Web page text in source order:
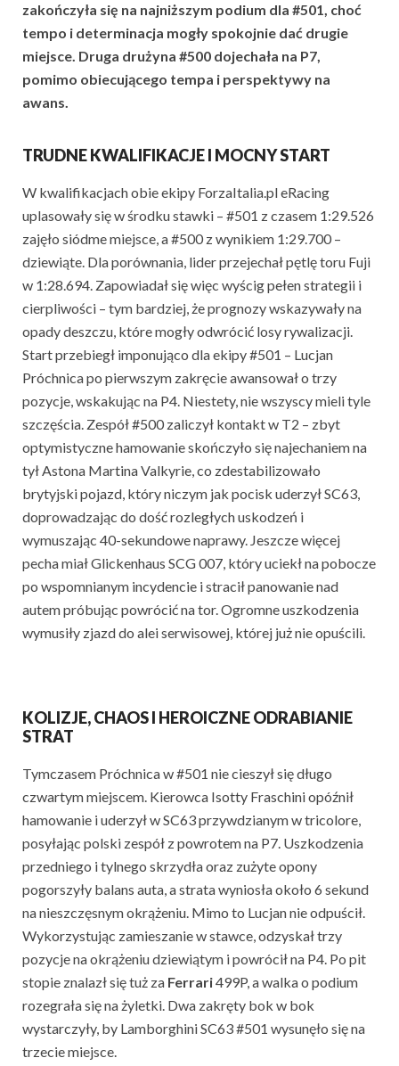
zakończyła się na najniższym podium dla #501, choć
tempo i determinacja mogły spokojnie dać drugie
miejsce. Druga drużyna #500 dojechała na P7,
pomimo obiecującego tempa i perspektywy na
awans.
TRUDNE KWALIFIKACJE I MOCNY START
W kwalifikacjach obie ekipy ForzaItalia.pl eRacing
uplasowały się w środku stawki – #501 z czasem 1:29.526
zajęło siódme miejsce, a #500 z wynikiem 1:29.700 –
dziewiąte. Dla porównania, lider przejechał pętlę toru Fuji
w 1:28.694. Zapowiadał się więc wyścig pełen strategii i
cierpliwości – tym bardziej, że prognozy wskazywały na
opady deszczu, które mogły odwrócić losy rywalizacji.
Start przebiegł imponująco dla ekipy #501 – Lucjan
Próchnica po pierwszym zakręcie awansował o trzy
pozycje, wskakując na P4. Niestety, nie wszyscy mieli tyle
szczęścia. Zespół #500 zaliczył kontakt w T2 – zbyt
optymistyczne hamowanie skończyło się najechaniem na
tył Astona Martina Valkyrie, co zdestabilizowało
brytyjski pojazd, który niczym jak pocisk uderzył SC63,
doprowadzając do dość rozległych uskodzeń i
wymuszając 40-sekundowe naprawy. Jeszcze więcej
pecha miał Glickenhaus SCG 007, który uciekł na pobocze
po wspomnianym incydencie i stracił panowanie nad
autem próbując powrócić na tor. Ogromne uszkodzenia
wymusiły zjazd do alei serwisowej, której już nie opuścili.
KOLIZJE, CHAOS I HEROICZNE ODRABIANIE
STRAT
Tymczasem Próchnica w #501 nie cieszył się długo
czwartym miejscem. Kierowca Isotty Fraschini opóźnił
hamowanie i uderzył w SC63 przywdzianym w tricolore,
posyłając polski zespół z powrotem na P7. Uszkodzenia
przedniego i tylnego skrzydła oraz zużyte opony
pogorszyły balans auta, a strata wyniosła około 6 sekund
na nieszczęsnym okrążeniu. Mimo to Lucjan nie odpuścił.
Wykorzystując zamieszanie w stawce, odzyskał trzy
pozycje na okrążeniu dziewiątym i powrócił na P4. Po pit
stopie znalazł się tuż za Ferrari499P, a walka o podium
rozegrała się na żyletki. Dwa zakręty bok w bok
wystarczyły, by Lamborghini SC63 #501 wysunęło się na
trzecie miejsce.